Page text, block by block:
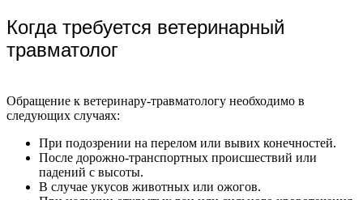
Когда требуется ветеринарный
травматолог
Обращение к ветеринару-травматологу необходимо в
следующих случаях:
При подозрении на перелом или вывих конечностей.
После дорожно-транспортных происшествий или
падений с высоты.
В случае укусов животных или ожогов.